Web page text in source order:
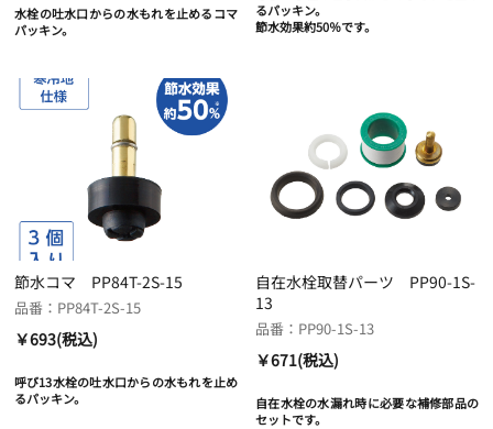
水栓の吐水口からの水もれを止めるコマ
パッキン。
るパッキン。
節水効果約50％です。
節水コマ PP84T-2S-15
品番：PP84T-2S-15
￥693(税込)
呼び13水栓の吐水口からの水もれを止め
るパッキン。
自在水栓取替パーツ PP90-1S-
13
品番：PP90-1S-13
￥671(税込)
自在水栓の水漏れ時に必要な補修部品の
セットです。